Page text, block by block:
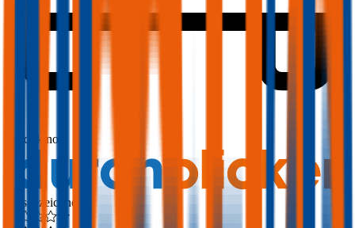
Produktnote
Ausgezeichnet